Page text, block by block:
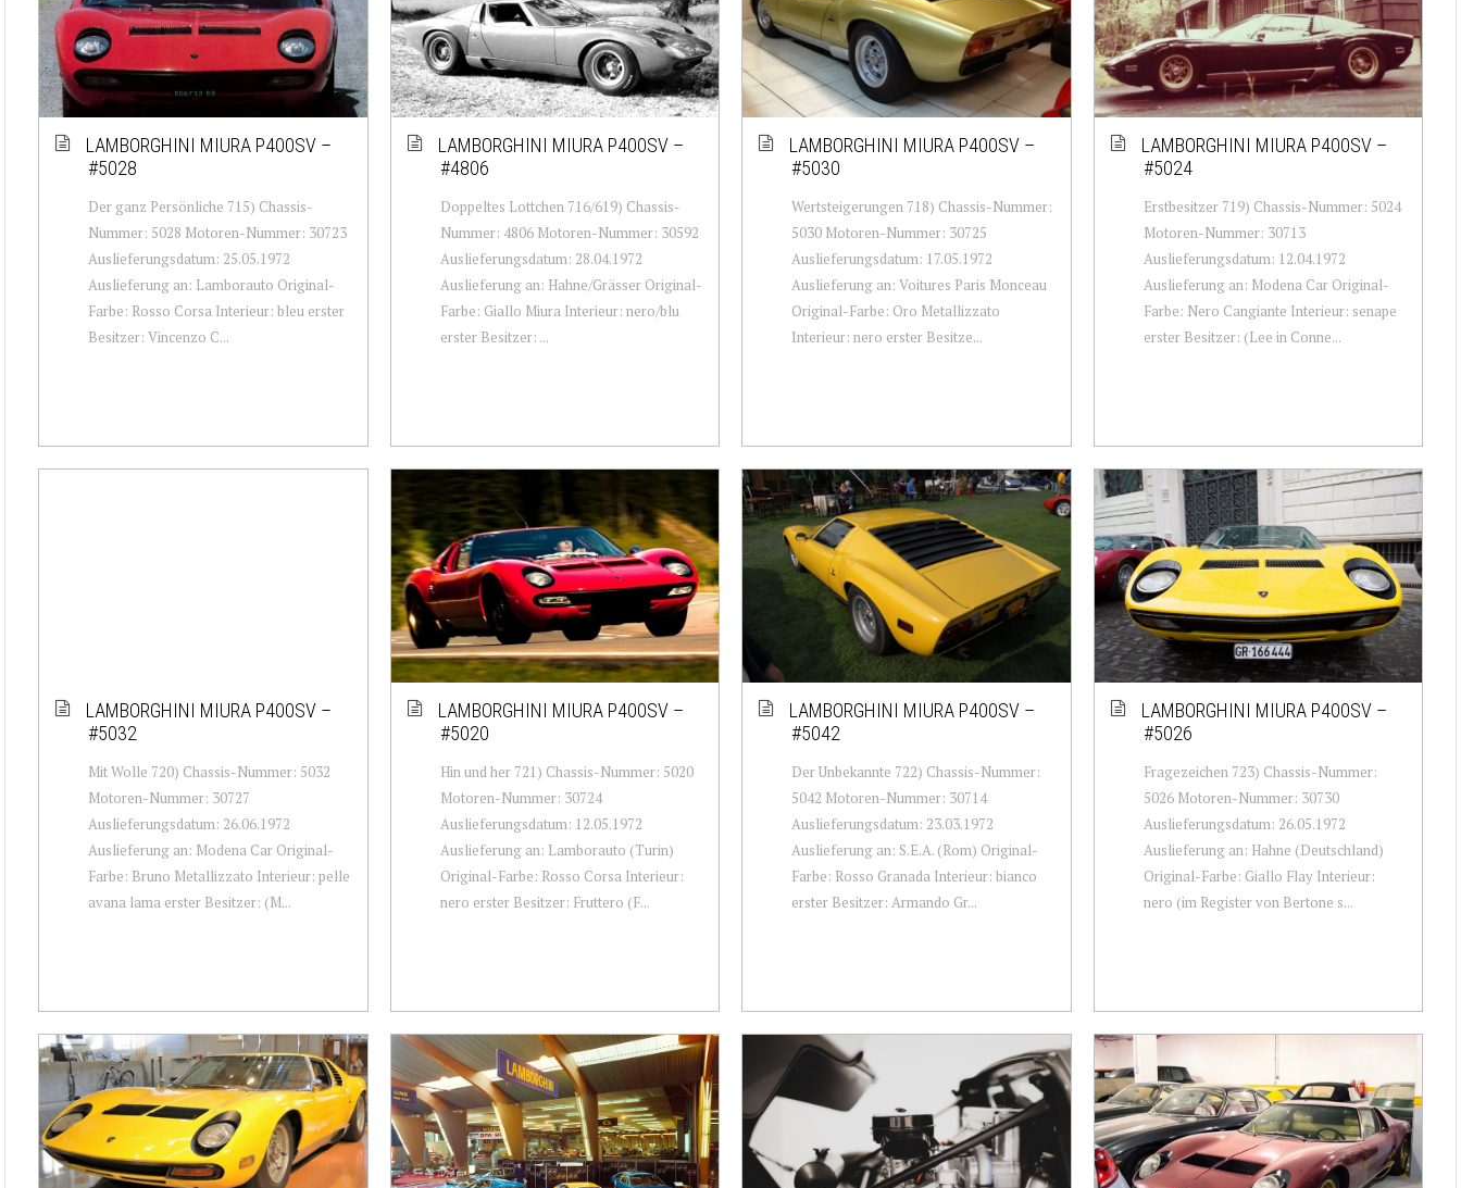
LAMBORGHINI MIURA P400SV –
#5028
Der ganz Persönliche 715) Chassis-
Nummer: 5028 Motoren-Nummer: 30723
Auslieferungsdatum: 25.05.1972
Auslieferung an: Lamborauto Original-
Farbe: Rosso Corsa Interieur: bleu erster
Besitzer: Vincenzo C...
LAMBORGHINI MIURA P400SV –
#4806
Doppeltes Lottchen 716/619) Chassis-
Nummer: 4806 Motoren-Nummer: 30592
Auslieferungsdatum: 28.04.1972
Auslieferung an: Hahne/Grässer Original-
Farbe: Giallo Miura Interieur: nero/blu
erster Besitzer: ...
LAMBORGHINI MIURA P400SV –
#5030
Wertsteigerungen 718) Chassis-Nummer:
5030 Motoren-Nummer: 30725
Auslieferungsdatum: 17.05.1972
Auslieferung an: Voitures Paris Monceau
Original-Farbe: Oro Metallizzato
Interieur: nero erster Besitze...
LAMBORGHINI MIURA P400SV –
#5024
Erstbesitzer 719) Chassis-Nummer: 5024
Motoren-Nummer: 30713
Auslieferungsdatum: 12.04.1972
Auslieferung an: Modena Car Original-
Farbe: Nero Cangiante Interieur: senape
erster Besitzer: (Lee in Conne...
LAMBORGHINI MIURA P400SV –
#5032
Mit Wolle 720) Chassis-Nummer: 5032
Motoren-Nummer: 30727
Auslieferungsdatum: 26.06.1972
Auslieferung an: Modena Car Original-
Farbe: Bruno Metallizzato Interieur: pelle
avana lama erster Besitzer: (M...
LAMBORGHINI MIURA P400SV –
#5020
Hin und her 721) Chassis-Nummer: 5020
Motoren-Nummer: 30724
Auslieferungsdatum: 12.05.1972
Auslieferung an: Lamborauto (Turin)
Original-Farbe: Rosso Corsa Interieur:
nero erster Besitzer: Fruttero (F...
LAMBORGHINI MIURA P400SV –
#5042
Der Unbekannte 722) Chassis-Nummer:
5042 Motoren-Nummer: 30714
Auslieferungsdatum: 23.03.1972
Auslieferung an: S.E.A. (Rom) Original-
Farbe: Rosso Granada Interieur: bianco
erster Besitzer: Armando Gr...
LAMBORGHINI MIURA P400SV –
#5026
Fragezeichen 723) Chassis-Nummer:
5026 Motoren-Nummer: 30730
Auslieferungsdatum: 26.05.1972
Auslieferung an: Hahne (Deutschland)
Original-Farbe: Giallo Flay Interieur:
nero (im Register von Bertone s...